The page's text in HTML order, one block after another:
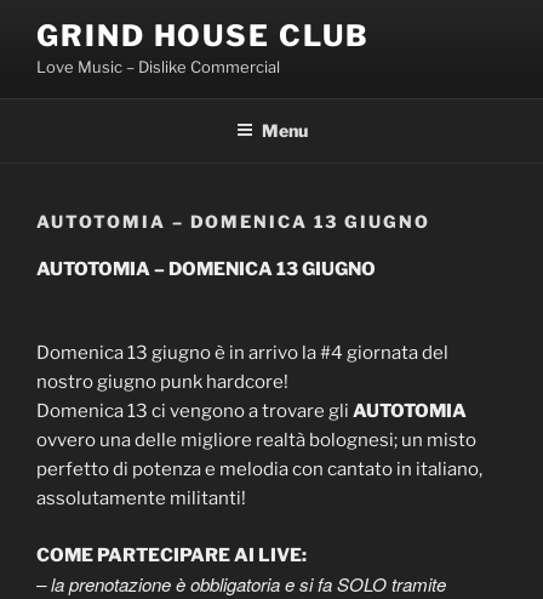
content
GRIND HOUSE CLUB
Love Music – Dislike Commercial
Menu
AUTOTOMIA – DOMENICA 13 GIUGNO
AUTOTOMIA – DOMENICA 13 GIUGNO
Domenica 13 giugno è in arrivo la #4 giornata del
nostro giugno punk hardcore!
Domenica 13 ci vengono a trovare gli AUTOTOMIA
ovvero una delle migliore realtà bolognesi; un misto
perfetto di potenza e melodia con cantato in italiano,
assolutamente militanti!
COME PARTECIPARE AI LIVE:
– la prenotazione è obbligatoria e si fa SOLO tramite